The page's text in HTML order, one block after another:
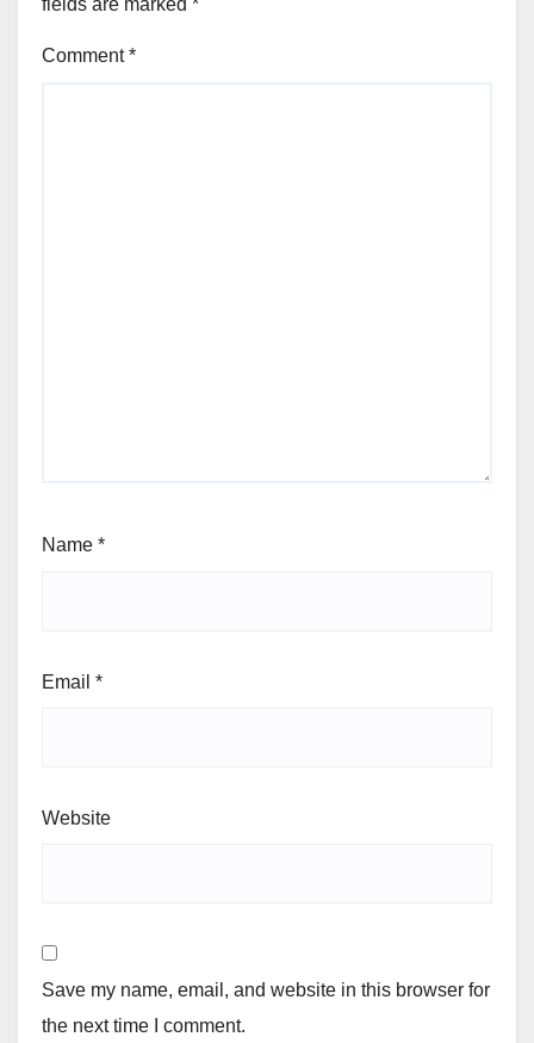
fields are marked *
Comment*
Name *
Email *
Website
Save my name, email, and website in this browser for
the next time I comment.